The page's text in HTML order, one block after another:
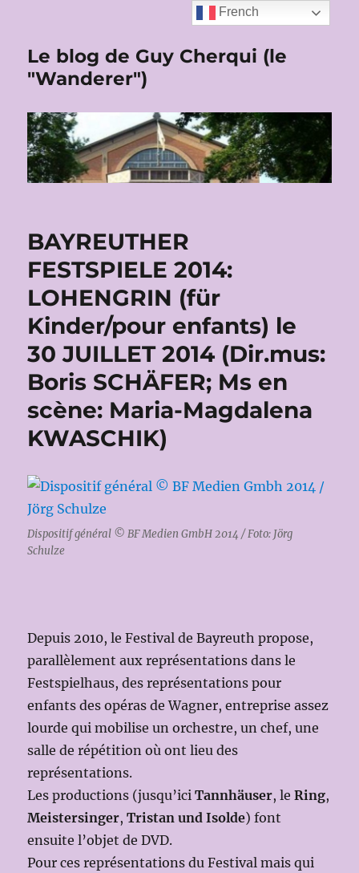
Le blog de Guy Cherqui (le
"Wanderer")
BAYREUTHER
FESTSPIELE 2014:
LOHENGRIN (für
Kinder/pour enfants) le
30 JUILLET 2014 (Dir.mus:
Boris SCHÄFER; Ms en
scène: Maria-Magdalena
KWASCHIK)
Dispositif général © BF Medien GmbH 2014 / Foto: Jörg
Schulze
Depuis 2010, le Festival de Bayreuth propose,
parallèlement aux représentations dans le
Festspielhaus, des représentations pour
enfants des opéras de Wagner, entreprise assez
lourde qui mobilise un orchestre, un chef, une
salle de répétition où ont lieu des
représentations.
Les productions (jusqu’iciTannhäuser, leRing,
Meistersinger,Tristan und Isolde) font
ensuite l’objet de DVD.
Pour ces représentations du Festival mais qui
French